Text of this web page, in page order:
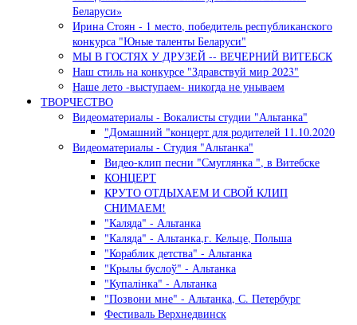
Беларуси»
Ирина Стоян - 1 место, победитель республиканского
конкурса "Юные таленты Беларуси"
МЫ В ГОСТЯХ У ДРУЗЕЙ -- ВЕЧЕРНИЙ ВИТЕБСК
Наш стиль на конкурсе "Здравствуй мир 2023"
Наше лето -выступаем- никогда не унываем
ТВОРЧЕСТВО
Видеоматериалы - Вокалисты студии "Альтанка"
"Домашний "концерт для родителей 11.10.2020
Видеоматериалы - Студия "Альтанка"
Видео-клип песни "Смуглянка ", в Витебске
КОНЦЕРТ
КРУТО ОТДЫХАЕМ И СВОЙ КЛИП
СНИМАЕМ!
"Каляда" - Альтанка
"Каляда" - Альтанка,г. Кельце, Польша
"Кораблик детства" - Альтанка
"Крылы буслоў" - Альтанка
"Купалiнка" - Альтанка
"Позвони мне" - Альтанка, С. Петербург
Фестиваль Верхнедвинск